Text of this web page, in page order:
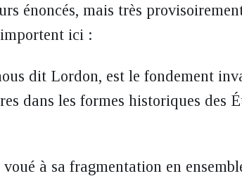
énoncés, mais très
ici :
dit Lordon, est le fondement
dans les formes historiques des
à sa fragmentation en